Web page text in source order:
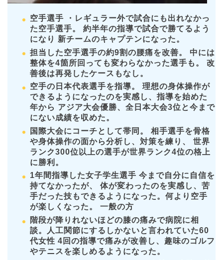
空手選手 ・レギュラー外で試合にも出れなかっ
た空手選手。 約半年の指導で試合で勝てるよう
になり 新チームのキャプテンになった。
担当した空手選手の約9割の腰痛を改善。 中には
整体を4箇所回っても変わらなかった選手も。 改
善後は再発したケースもなし。
空手の日本代表選手を指導。 理想の身体操作が
できるようになったのを実感し、指導を始めた
年から アジア大会優勝、全日本大会3位と今まで
にない成績を収めた。
国際大会にコーチとして帯同。 相手選手を骨格
や身体操作の面から分析し、対策を練り、 世界
ランク300位以上の選手が世界ランク4位の格上
に勝利。
1年間指導した女子学生選手 今まで自分に自信を
持てなかったが、 体が変わったのを実感し、苦
手だった技もできるようになった。何より空手
が楽しくなった。 一般の方
階段が降りれないほどの膝の痛みで病院に相
談。人工関節にするしかないと言われていた60
代女性 4回の指導で痛みが改善し、趣味のゴルフ
やテニスを楽しめるようになった。